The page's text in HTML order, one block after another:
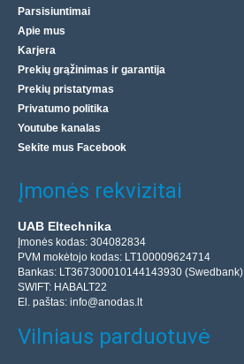
Parsisiuntimai
Apie mus
Karjera
Prekių grąžinimas ir garantija
Prekių pristatymas
Privatumo politika
Youtube kanalas
Sekite mus Facebook
Įmonės rekvizitai
UAB Eltechnika
Įmonės kodas: 304082834
PVM mokėtojo kodas: LT100009624714
Bankas: LT367300010144143930 (Swedbank)
SWIFT: HABALT22
El. paštas: info@anodas.lt
Vilniaus parduotuvė